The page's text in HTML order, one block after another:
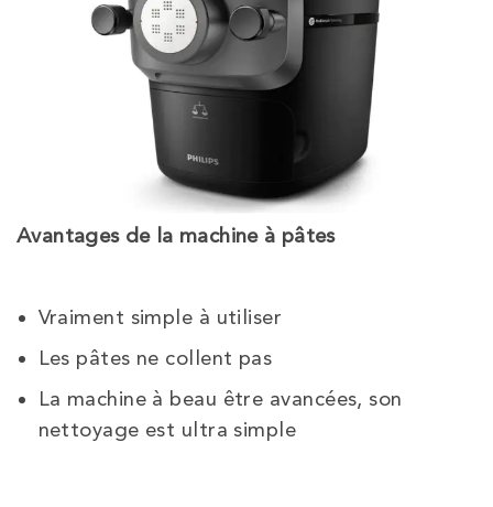
Avantages de la machine à pâtes
Vraiment simple à utiliser
Les pâtes ne collent pas
La machine à beau être avancées, son
nettoyage est ultra simple